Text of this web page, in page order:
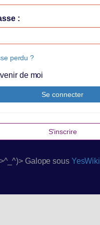
perdu ?
de moi
Se connecter
S'inscrire
Galope sous YesWiki